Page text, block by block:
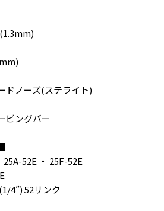
ーズ(ステライト)
ングバー
52E ・ 25F-52E
4”) 52リンク